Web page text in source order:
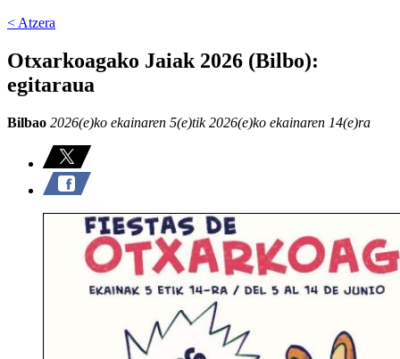
< Atzera
Otxarkoagako Jaiak 2026 (Bilbo):
egitaraua
Bilbao 2026(e)ko ekainaren 5(e)tik 2026(e)ko ekainaren 14(e)ra